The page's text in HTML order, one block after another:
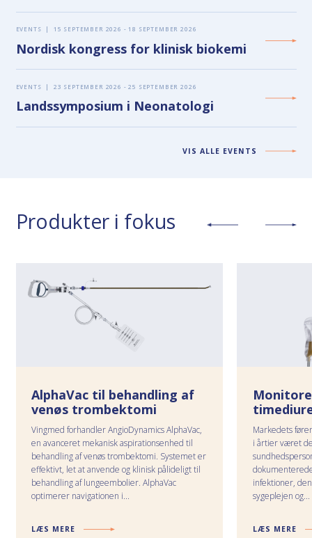
EVENTS 15 SEPTEMBER 2026 - 18 SEPTEMBER 2026
Nordisk kongress for klinisk biokemi
EVENTS | 23 SEPTEMBER 2026 - 25 SEPTEMBER 2026
Landssymposium i Neonatologi
VIS ALLE EVENTS
Produkter i fokus
AlphaVac til behandling af
venøs trombektomi
Vingmed forhandler AngioDynamics AlphaVac,
en avanceret mekanisk aspirationsenhed til
behandling af venøs trombektomi. Systemet er
effektivt, let at anvende og klinisk pålideligt til
behandling af lungeembolier. AlphaVac
optimerer navigationen i...
LÆS MERE
Markedets
i årtier været
infektioner,
sygeplejen og...
LÆS MERE